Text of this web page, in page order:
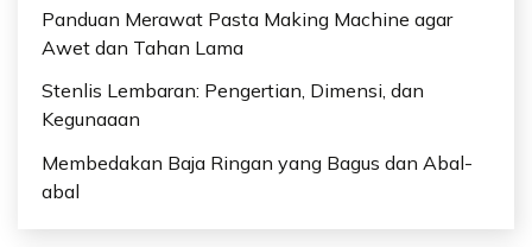
Panduan Merawat Pasta Making Machine agar
Awet dan Tahan Lama
Stenlis Lembaran: Pengertian, Dimensi, dan
Kegunaaan
Membedakan Baja Ringan yang Bagus dan Abal-
abal